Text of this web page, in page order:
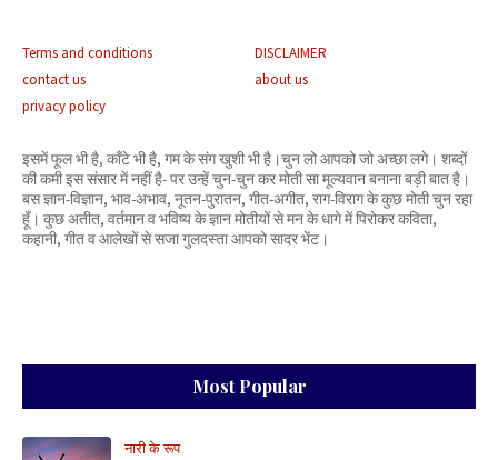
Terms and conditions
DISCLAIMER
contact us
about us
privacy policy
इसमें फूल भी है, काँटे भी है, गम के संग खुशी भी है।चुन लो आपको जो अच्छा लगे। शब्दों
की कमी इस संसार में नहीं है- पर उन्हें चुन-चुन कर मोती सा मूल्यवान बनाना बड़ी बात है।
बस ज्ञान-विज्ञान, भाव-अभाव, नूतन-पुरातन, गीत-अगीत, राग-विराग के कुछ मोती चुन रहा
हूँ। कुछ अतीत, वर्तमान व भविष्य के ज्ञान मोतीयों से मन के धागे में पिरोकर कविता,
कहानी, गीत व आलेखों से सजा गुलदस्ता आपको सादर भेंट।
Most Popular
नारी के रूप